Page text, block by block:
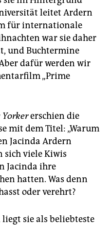
leitet Ardern
für internationale
war sie daher
und Buchtermine
dafür werden wir
„Prime
Yorkererschien die
mit dem Titel: „Warum
Jacinda Ardern
sich viele Kiwis
Jacinda ihre
hatten. Was denn
oder verehrt?
sie als beliebteste